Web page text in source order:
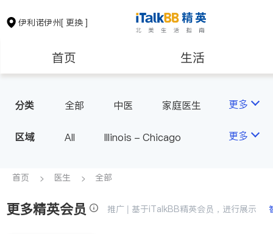
伊利诺伊州[ 更换 ]
首页 生活
保险理财 房地产租售
银行贷款
建筑装修 教育
分类 全部 中医
家庭医生
眼科
妇科
儿科
心脏科
肠胃肝脏科
外科
更多
区域 All Illinois - Chicago 更多
首页 医生 全部
更多精英会员 推广 | 基于iTalkBB精英会员，进行展示